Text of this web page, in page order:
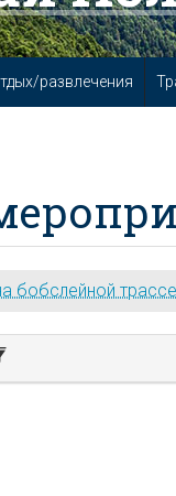
развлечения
бобслейной трассе.